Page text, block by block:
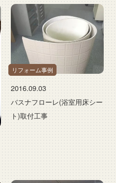
リフォーム事例
2016.09.03
バスナフローレ(浴室用床シー
ト)取付工事